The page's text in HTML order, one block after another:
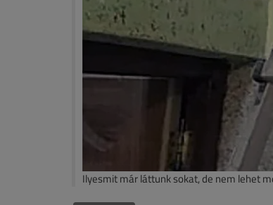
Ilyesmit már láttunk sokat, de nem lehet